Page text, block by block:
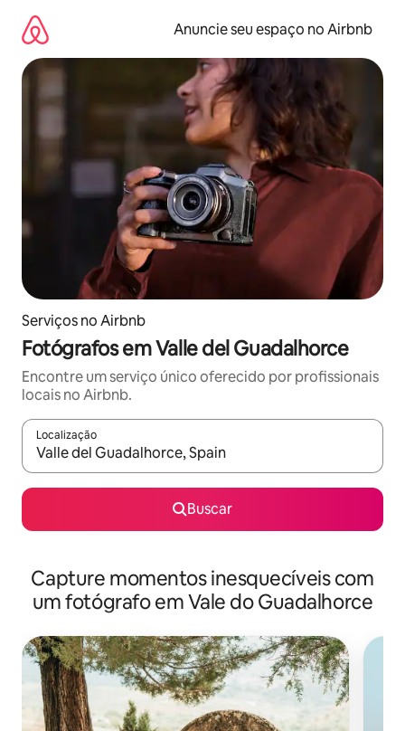
para
conteúdo
Anuncie seu espaço no Airbnb
Serviços no Airbnb
Fotógrafos em Valle del Guadalhorce
Encontre um serviço único oferecido por profissionais
locais no Airbnb.
Localização
Quando os resultados estiverem disponíveis, explore-os
Buscar
Capture momentos inesquecíveis com
um fotógrafo em Vale do Guadalhorce